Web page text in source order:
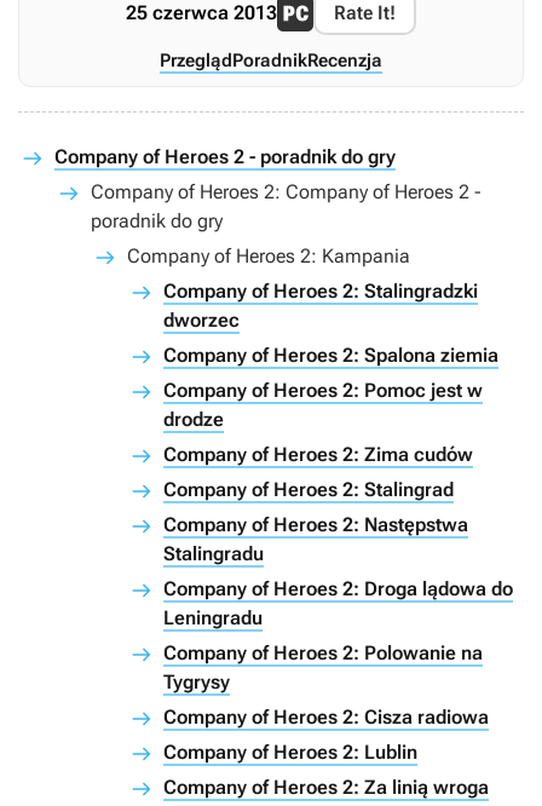
25 czerwca 2013 Rate It!
Przegląd PoradnikRecenzja
Company of Heroes 2 - poradnik do gry
Company of Heroes 2: Company of Heroes 2 -
poradnik do gry
Company of Heroes 2: Kampania
Company of Heroes 2: Stalingradzki
dworzec
Company of Heroes 2: Spalona ziemia
Company of Heroes 2: Pomoc jest w
drodze
Company of Heroes 2: Zima cudów
Company of Heroes 2: Stalingrad
Company of Heroes 2: Następstwa
Stalingradu
Company of Heroes 2: Droga lądowa do
Leningradu
Company of Heroes 2: Polowanie na
Tygrysy
Company of Heroes 2: Cisza radiowa
Company of Heroes 2: Lublin
Company of Heroes 2: Za linią wroga